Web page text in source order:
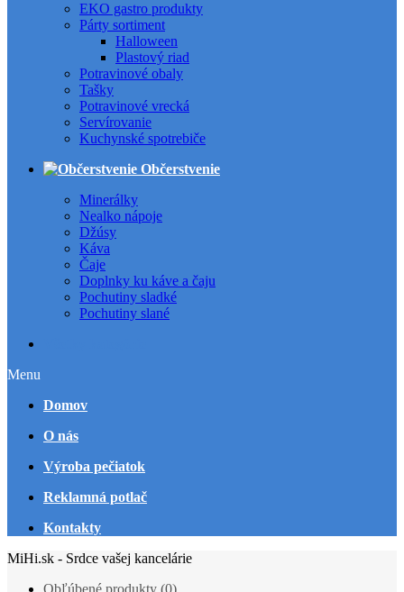
EKO gastro produkty
Párty sortiment
Halloween
Plastový riad
Potravinové obaly
Tašky
Potravinové vrecká
Servírovanie
Kuchynské spotrebiče
Občerstvenie
Minerálky
Nealko nápoje
Džúsy
Káva
Čaje
Doplnky ku káve a čaju
Pochutiny sladké
Pochutiny slané
Menu
Domov
O nás
Výroba pečiatok
Reklamná potlač
Kontakty
MiHi.sk - Srdce vašej kancelárie
Obľúbené produkty (0)